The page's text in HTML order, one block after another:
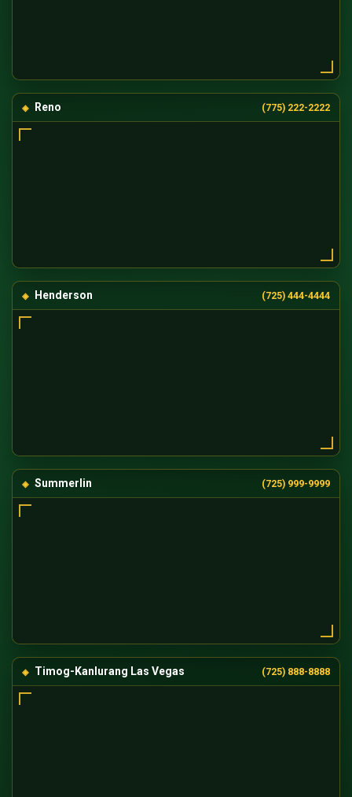
Reno (775) 222-2222
Henderson (725) 444-4444
Summerlin (725) 999-9999
Timog-Kanlurang Las Vegas (725) 888-8888